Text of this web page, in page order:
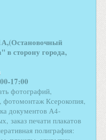
сторону города,
17:00
фотографий,
фотомонтаж Ксерокопия,
документов А4-
заказ печати плакатов
полиграфия: